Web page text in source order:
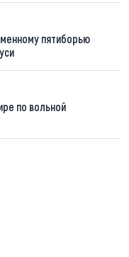
пятиборью
по вольной